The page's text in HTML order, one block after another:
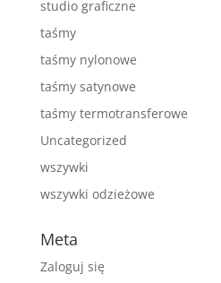
studio graficzne
taśmy
taśmy nylonowe
taśmy satynowe
taśmy termotransferowe
Uncategorized
wszywki
wszywki odzieżowe
Meta
Zaloguj się